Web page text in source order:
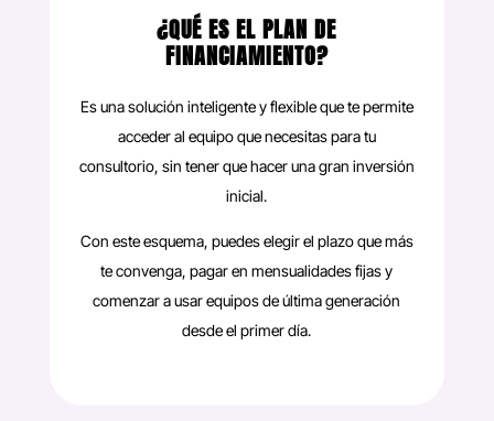
¿QUÉ ES EL PLAN DE
FINANCIAMIENTO?
Es una solución inteligente y flexible que te permite
acceder al equipo que necesitas para tu
consultorio, sin tener que hacer una gran inversión
inicial.
Con este esquema, puedes elegir el plazo que más
te convenga, pagar en mensualidades fijas y
comenzar a usar equipos de última generación
desde el primer día.